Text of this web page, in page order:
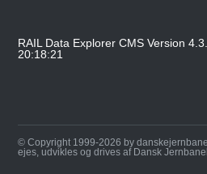
RAIL Data Explorer CMS Version
20:18:21
© Copyright 1999-2026 by
ejes, udvikles og drives af Dansk